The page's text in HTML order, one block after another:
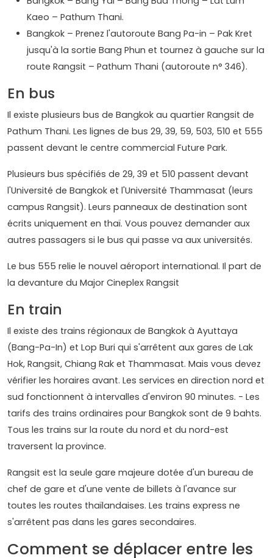
Kaeo – Pathum Thani.
Bangkok – Prenez l'autoroute Bang Pa-in – Pak Kret
jusqu'à la sortie Bang Phun et tournez à gauche sur la
route Rangsit – Pathum Thani (autoroute n° 346).
En bus
Il existe plusieurs bus de Bangkok au quartier Rangsit de
Pathum Thani. Les lignes de bus 29, 39, 59, 503, 510 et 555
passent devant le centre commercial Future Park.
Plusieurs bus spécifiés de 29, 39 et 510 passent devant
l'Université de Bangkok et l'Université Thammasat (leurs
campus Rangsit). Leurs panneaux de destination sont
écrits uniquement en thaï. Vous pouvez demander aux
autres passagers si le bus qui passe va aux universités.
Le bus 555 relie le nouvel aéroport international. Il part de
la devanture du Major Cineplex Rangsit
En train
Il existe des trains régionaux de Bangkok à Ayuttaya
(Bang-Pa-In) et Lop Buri qui s'arrêtent aux gares de Lak
Hok, Rangsit, Chiang Rak et Thammasat. Mais vous devez
vérifier les horaires avant. Les services en direction nord et
sud fonctionnent à intervalles d'environ 90 minutes. - Les
tarifs des trains ordinaires pour Bangkok sont de 9 bahts.
Tous les trains sur la route du nord et du nord-est
traversent la province.
Rangsit est la seule gare majeure dotée d'un bureau de
chef de gare et d'une vente de billets à l'avance sur
toutes les routes thaïlandaises. Les trains express ne
s'arrêtent pas dans les gares secondaires.
Comment se déplacer entre les